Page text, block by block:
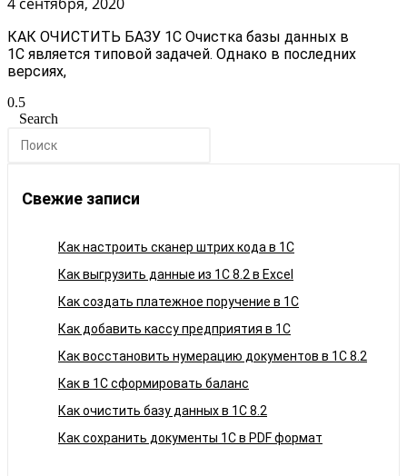
4 сентября, 2020
КАК ОЧИСТИТЬ БАЗУ 1С Очистка базы данных в
1С является типовой задачей. Однако в последних
версиях,
Search
Свежие записи
Как настроить сканер штрих кода в 1C
Как выгрузить данные из 1С 8.2 в Excel
Как создать платежное поручение в 1С
Как добавить кассу предприятия в 1С
Как восстановить нумерацию документов в 1С 8.2
Как в 1С сформировать баланс
Как очистить базу данных в 1С 8.2
Как сохранить документы 1С в PDF формат